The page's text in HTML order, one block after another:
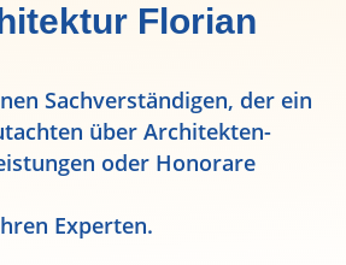
Florian
Sachverständigen, der ein
über Architekten-
oder Honorare
Experten.